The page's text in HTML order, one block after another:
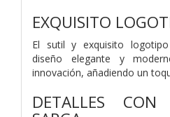
EXQUISITO
El sutil y exquisito
diseño elegante y
innovación, añadiendo un
DETALLES